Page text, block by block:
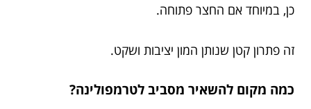
כן, במיוחד אם החצר פתוחה.
זה פתרון קטן שנותן המון יציבות ושקט.
כמה מקום להשאיר מסביב לטרמפולינה?